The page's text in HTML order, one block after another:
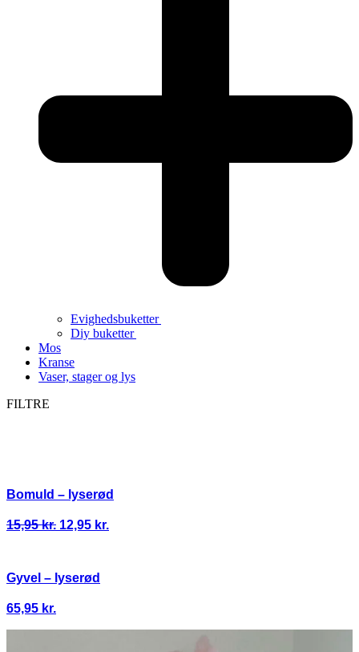
Evighedsbuketter
Diy buketter
Mos
Kranse
Vaser, stager og lys
FILTRE
Bomuld – lyserød
15,95kr. Den
var:
12,95 kr.Den
Gyvel – lyserød
65,95 kr.